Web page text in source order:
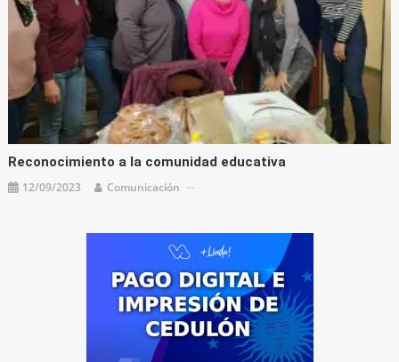
Reconocimiento a la comunidad educativa
12/09/2023 Comunicación